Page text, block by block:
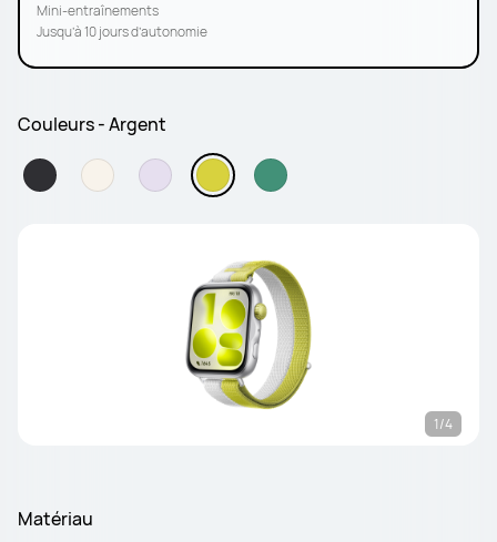
Mini-entraînements
Jusqu’à 10 jours d’autonomie
Couleurs - Argent
1/4
Matériau